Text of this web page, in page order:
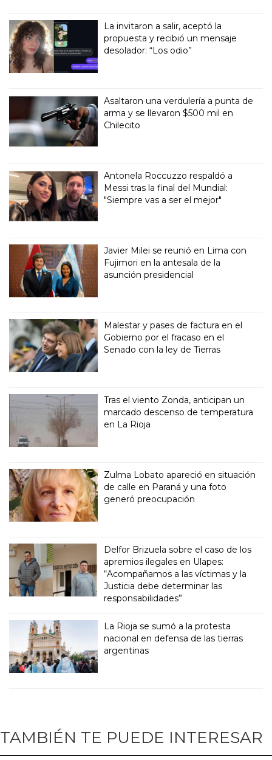
La invitaron a salir, aceptó la
propuesta y recibió un mensaje
desolador: “Los odio”
Asaltaron una verdulería a punta de
arma y se llevaron $500 mil en
Chilecito
Antonela Roccuzzo respaldó a
Messi tras la final del Mundial:
"Siempre vas a ser el mejor"
Javier Milei se reunió en Lima con
Fujimori en la antesala de la
asunción presidencial
Malestar y pases de factura en el
Gobierno por el fracaso en el
Senado con la ley de Tierras
Tras el viento Zonda, anticipan un
marcado descenso de temperatura
en La Rioja
Zulma Lobato apareció en situación
de calle en Paraná y una foto
generó preocupación
Delfor Brizuela sobre el caso de los
apremios ilegales en Ulapes:
“Acompañamos a las víctimas y la
Justicia debe determinar las
responsabilidades”
La Rioja se sumó a la protesta
nacional en defensa de las tierras
argentinas
TAMBIÉN TE PUEDE INTERESAR